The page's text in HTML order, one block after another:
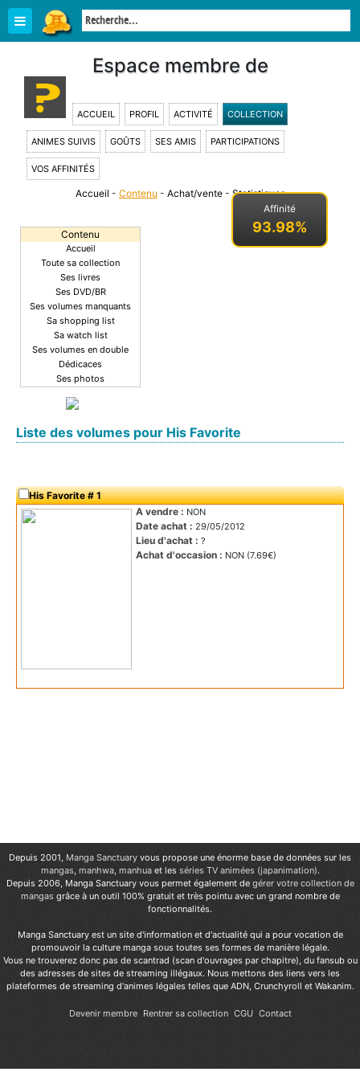
Espace membre de
ACCUEIL PROFIL ACTIVITÉ COLLECTION
ANIMES SUIVIS GOÛTS SES AMIS PARTICIPATIONS
VOS AFFINITÉS
Affinité
93.98%
Accueil - Contenu - Achat/vente - Statistiques-
Contenu
Accueil
Toute sa collection
Ses livres
Ses DVD/BR
Ses volumes manquants
Sa shopping list
Sa watch list
Ses volumes en double
Dédicaces
Ses photos
Liste des volumes pour His Favorite
His Favorite # 1
A vendre : NON
Date achat : 29/05/2012
Lieu d'achat : ?
Achat d'occasion : NON (7.69€)
Depuis 2001, Manga Sanctuary vous propose une énorme base de données sur les
mangas, manhwa, manhuaet les séries TV animées (japanimation).
Depuis 2006, Manga Sanctuary vous permet également de gérer votre collection de
mangas grâce à un outil 100% gratuit et très pointu avec un grand nombre de
fonctionnalités.
Manga Sanctuary est un site d'information et d'actualité qui a pour vocation de
promouvoir la culture manga sous toutes ses formes de manière légale.
Vous ne trouverez donc pas de scantrad (scan d'ouvrages par chapitre), du fansub ou
des adresses de sites de streaming illégaux. Nous mettons des liens vers les
plateformes de streaming d'animes légales telles que ADN, Crunchyroll et Wakanim.
Devenir membre Rentrer sa collection CGU Contact